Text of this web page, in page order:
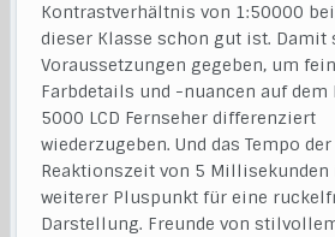
Kontrastverhältnis von 1:50000
dieser Klasse schon gut ist. Damit
Voraussetzungen gegeben, um
Farbdetails und -nuancen auf dem
5000 LCD Fernseher differenziert
wiederzugeben. Und das Tempo der
Reaktionszeit von 5 Millisekunden
weiterer Pluspunkt für eine
Darstellung. Freunde von